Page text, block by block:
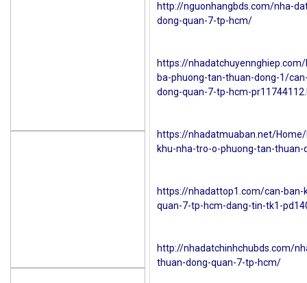
http://nguonhangbds.com/nha-
dong-quan-7-tp-hcm/
https://
ba-phuong-tan-thuan-dong-1/
dong-quan-7-tp-hcm-
https://nhadatmuaban.net/
khu-nha-tro-o-phuong-tan-
https://nhadattop1.com/can-
quan-7-tp-hcm-dang-tin-tk1-
http://nhadatchinhchubds.com/
thuan-dong-quan-7-tp-hcm/